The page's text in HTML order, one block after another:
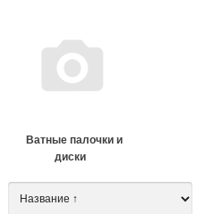
Ватные палочки и
диски